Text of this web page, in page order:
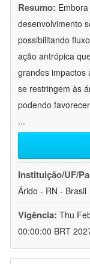
Resumo:
desenvolvimento
possibilitando
ação antrópica
grandes impactos
se restringem às
podendo
...
Instituição/UF/
Árido - RN - Brasil
Vigência: Thu
00:00:00 BRT